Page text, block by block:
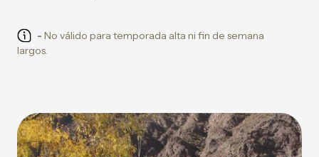
- No válido para temporada alta ni fin de semana
largos.